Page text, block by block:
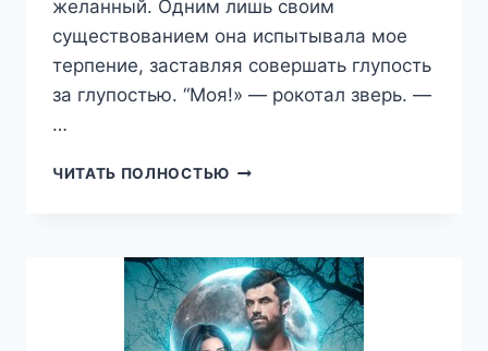
желанный. Одним лишь своим
существованием она испытывала мое
терпение, заставляя совершать глупость
за глупостью. “Моя!» — рокотал зверь. —
…
ЧИТАТЬ ПОЛНОСТЬЮ МОЙ